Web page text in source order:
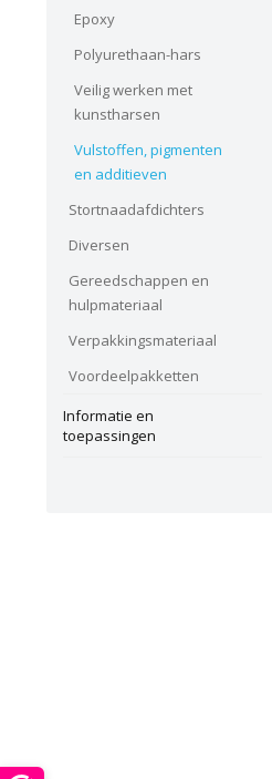
Epoxy
Polyurethaan-hars
Veilig werken met
kunstharsen
Vulstoffen, pigmenten
en additieven
Stortnaadafdichters
Diversen
Gereedschappen en
hulpmateriaal
Verpakkingsmateriaal
Voordeelpakketten
Informatie en
toepassingen